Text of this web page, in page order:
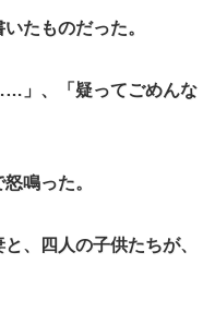
たものだった。
」、「疑ってごめんな
鳴った。
、四人の子供たちが、